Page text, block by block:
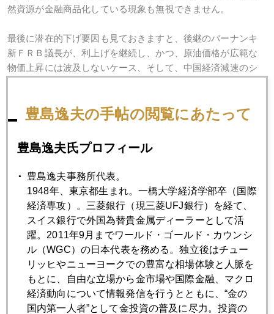
然資源が金融商品化している現象も無視できません。
最後に潜在的下げ要因も見ておきますと、後継のバーナンキ
新ＦＲＢ議長が、利上げを継続し、かつ、原油価格が広範な
物価上昇には波及しないケース、そして、中国経済減速のシ
2006年
1月 2月 3月
7月 9月 10月 11月 12月
2006年01月31日
金価格、内外で新高値更新（初心者向け）
2006年01月30日
豊島逸夫の手帖の閲覧にあたって
豊島逸夫氏プロフィール
豊島逸夫事務所代表。
1948年、東京都生まれ。一橋大学経済学部卒（国際
経済専攻）。三菱銀行（現三菱UFJ銀行）を経て、
スイス銀行で外国為替貴金属ディーラーとして活
躍。2011年9月までワールド・ゴールド・カウンシ
ル（WGC）の日本代表を務める。独立後はチュー
リッヒやニューヨークでの豊富な相場体験と人脈を
もとに、自由な立場から金市場や国際金融、マクロ
経済動向について情報発信を行うとともに、“金の
国内第一人者”として金投資の普及に尽力。投資の